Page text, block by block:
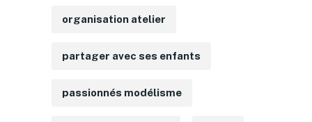
organisation atelier
partager avec ses enfants
passionnés modélisme